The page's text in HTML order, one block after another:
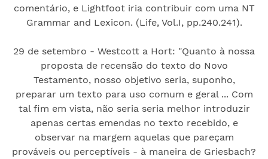
comentário, e Lightfoot iria contribuir com uma NT
Grammar and Lexicon. (Life, Vol.I, pp.240.241).
29 de setembro - Westcott a Hort: "Quanto à nossa
proposta de recensão do texto do Novo
Testamento, nosso objetivo seria, suponho,
preparar um texto para uso comum e geral ... Com
tal fim em vista, não seria seria melhor introduzir
apenas certas emendas no texto recebido, e
observar na margem aquelas que pareçam
prováveis ​​ou perceptíveis - à maneira de Griesbach?